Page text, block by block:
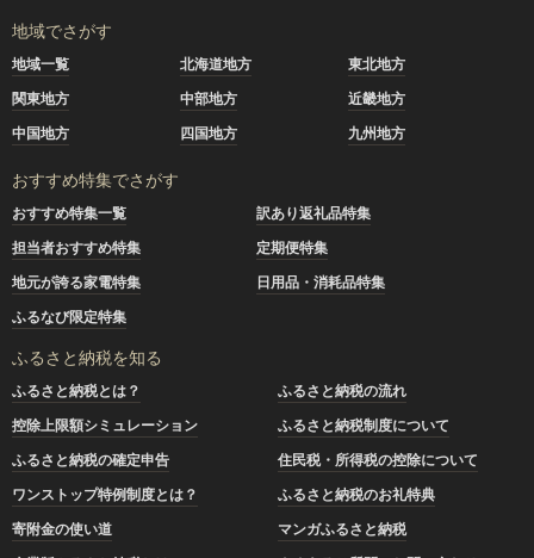
・特別栽培米 ゆめぴりか【無洗米】（5kg, 10kg, 15kg）
・特別栽培米 ゆめぴりか（5kg, 10kg, 15kg）
・特別栽培米 ななつぼし（5kg, 10kg, 15kg）
・ななつぼし （5kg, 10kg）
---------------------------------------------------
令和７年１０月３日（金）より令和７年度産の『新米』『玄
米』をずどーーんっと開始しました。追加したものに関して
はこちら！！！
北海道奈井江町 ゆめぴりか 玄米 30kg
北海道奈井江町 ななつぼし 玄米 30kg
奈井江の美味しいおコメを皆さまにお届けできたら嬉しく思
います。是非応援よろしくお願いします。
近日中に【定期便】や【無洗米】を含む【ゆめぴりか・なな
つぼし 精米 ５㎏ １０㎏ １５㎏】の令和７年度産のお
届けを開始します。楽しみにしていただけると嬉しいです。
---------------------------------------------------
地域でさがす
地域一覧 北海道地方
東北地方
関東地方
中部地方
近畿地方
中国地方
四国地方 九州地方
おすすめ特集でさがす
おすすめ特集一覧
訳あり返礼品特集
担当者おすすめ特集
定期便特集
地元が誇る家電特集
日用品・消耗品特集
ふるなび限定特集
ふるさと納税を知る
ふるさと納税とは？
ふるさと納税の流れ
控除上限額シミュレーション
ふるさと納税制度について
ふるさと納税の確定申告
住民税・所得税の控除について
ワンストップ特例制度とは？
ふるさと納税のお礼特典
寄附金の使い道
マンガふるさと納税